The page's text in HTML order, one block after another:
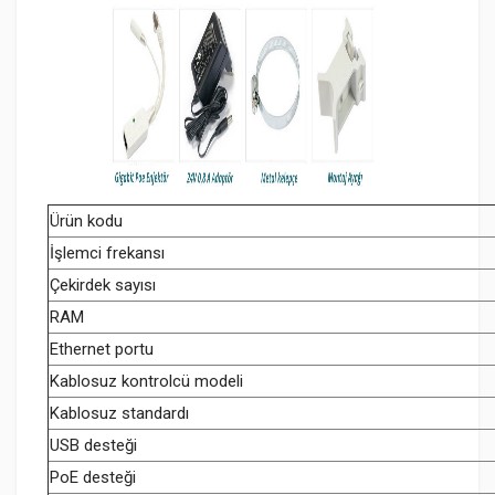
Ürün kodu
İşlemci frekansı
Çekirdek sayısı
RAM
Ethernet portu
Kablosuz kontrolcü modeli
Kablosuz standardı
USB desteği
PoE desteği